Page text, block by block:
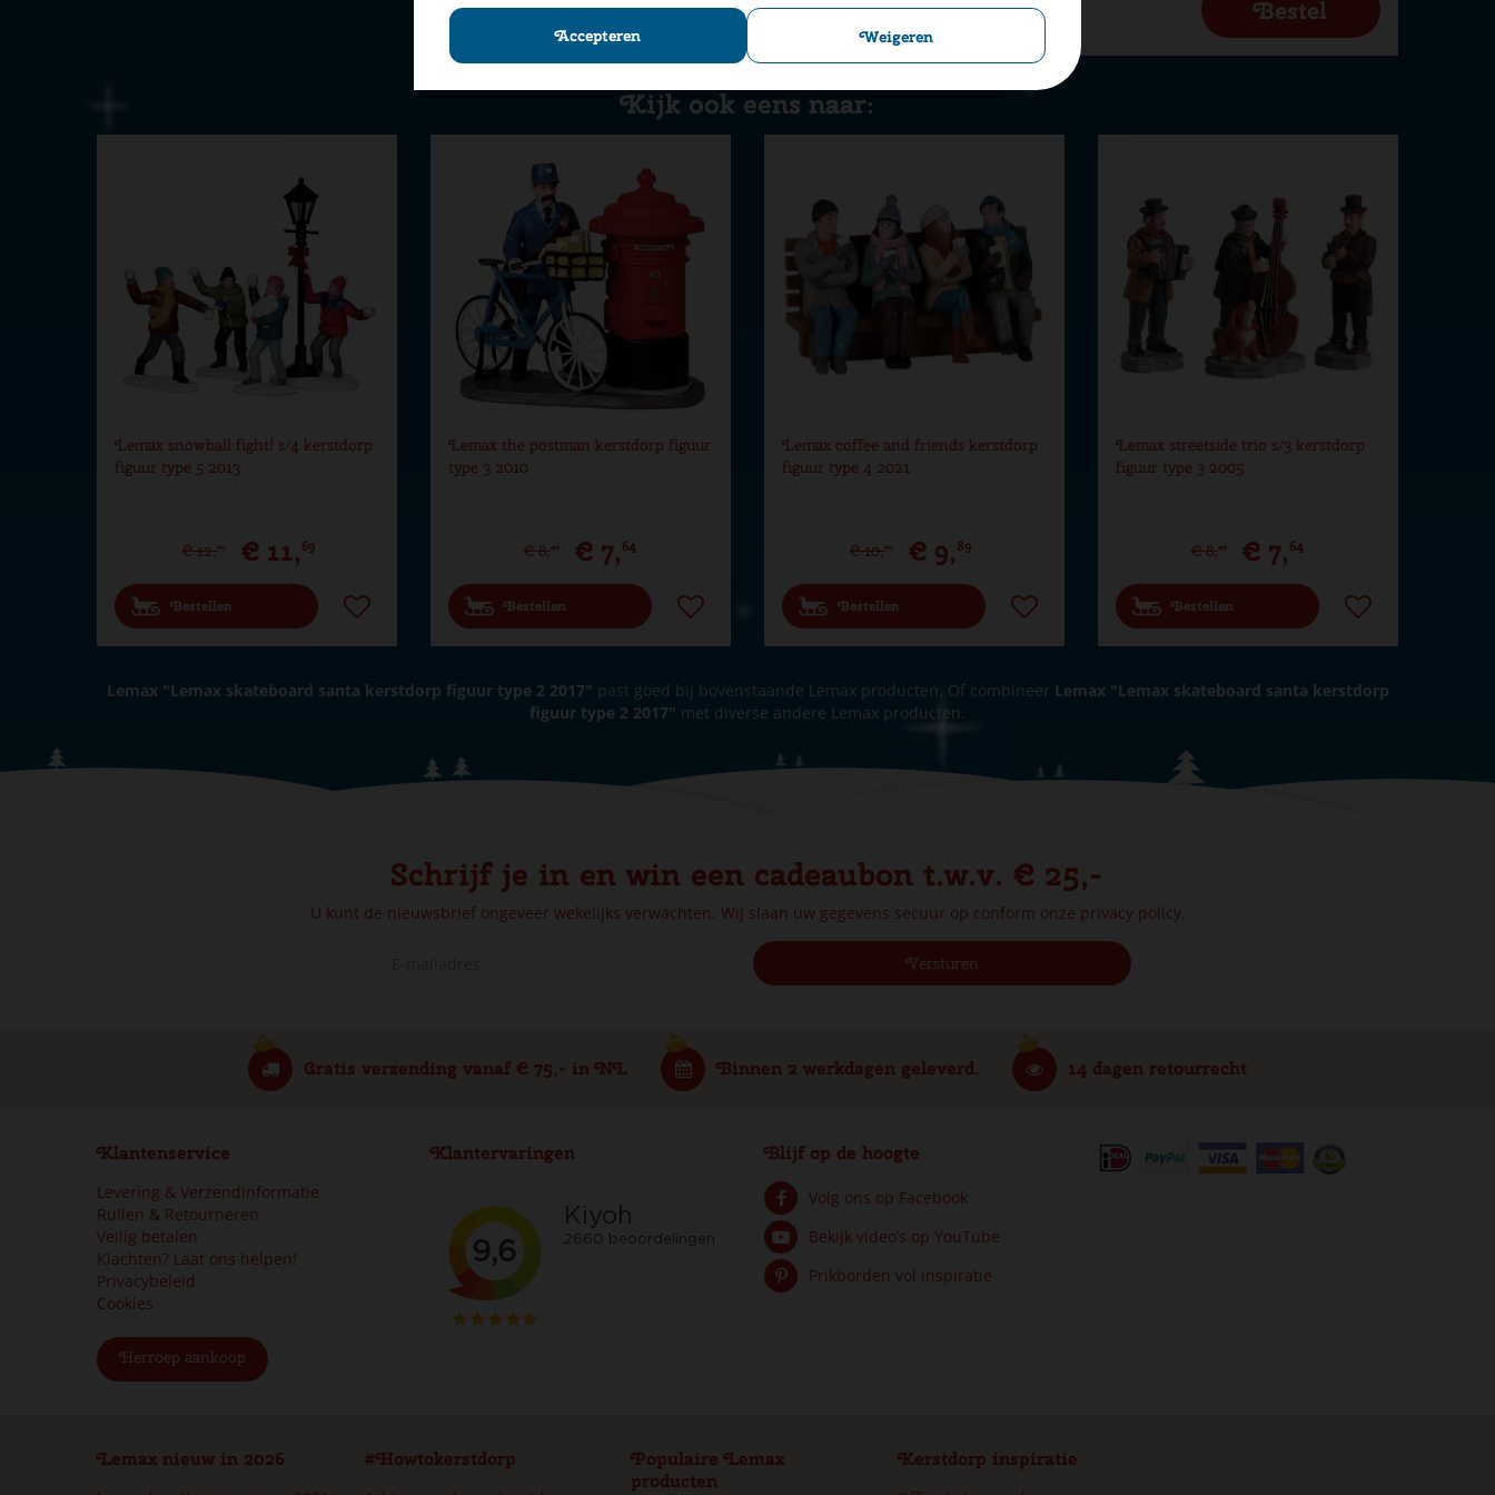
Accepteren Weigeren
Kijk ook eens naar:
Lemax snowball fight! s/4 kerstdorp
figuur type 5 2013
€ 12,99 € 11,69
Bestellen
Lemax the postman kerstdorp figuur
type 3 2010
€ 8,49 € 7,64
Bestellen
Lemax coffee and friends kerstdorp
figuur type 4 2021
€ 10,99 € 9,89
Bestellen
Lemax streetside trio s/3 kerstdorp
figuur type 3 2005
€ 8,49 € 7,64
Bestellen
Lemax "Lemax skateboard santa kerstdorp figuur type 2 2017" past goed bij bovenstaande Lemax producten. Of combineer Lemax "Lemax skateboard santa kerstdorp
figuur type 2 2017" met diverse andere Lemax producten.
Schrijf je in en win een cadeaubon t.w.v. € 25,-
U kunt de nieuwsbrief ongeveer wekelijks verwachten. Wij slaan uw gegevens secuur op conform onze privacy policy.
Gratis verzending vanaf € 75,- in NL Binnen 2 werkdagen geleverd. 14 dagen retourrecht
Klantenservice
Levering & Verzendinformatie
Ruilen & Retourneren
Veilig betalen
Klachten? Laat ons helpen!
Privacybeleid
Cookies
Herroep aankoop
Klantervaringen Blijf op de hoogte
Volg ons op Facebook
Bekijk video’s op YouTube
Prikborden vol inspiratie
Lemax nieuw in 2026 #Howtokerstdorp
Populaire Lemax
producten
Kerstdorp inspiratie